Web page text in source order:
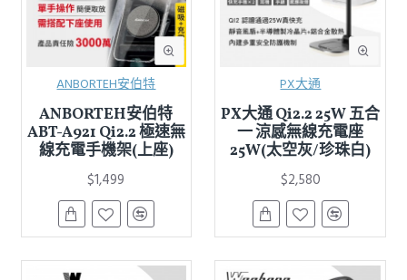
ANBORTEH安伯特
ANBORTEH安伯特
ABT-A921 Qi2.2 極速無
線充電手機架(上座)
$1,499
PX大通
PX大通 Qi2.2 25W 五合
一 涼感無線充電座
25W(太空灰/珍珠白)
$2,580